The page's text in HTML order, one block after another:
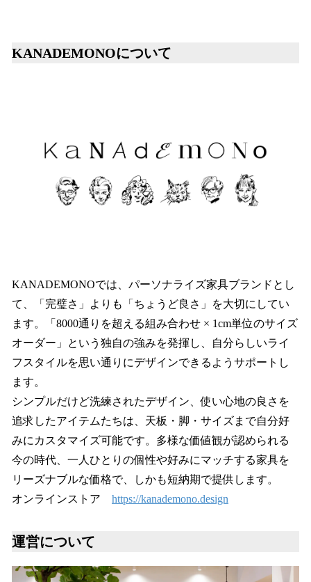
KANADEMONOについて
KANADEMONOでは、パーソナライズ家具ブランドとし
て、「完璧さ」よりも「ちょうど良さ」を大切にしてい
ます。「8000通りを超える組み合わせ × 1cm単位のサイズ
オーダー」という独自の強みを発揮し、自分らしいライ
フスタイルを思い通りにデザインできるようサポートし
ます。
シンプルだけど洗練されたデザイン、使い心地の良さを
追求したアイテムたちは、天板・脚・サイズまで自分好
みにカスタマイズ可能です。多様な価値観が認められる
今の時代、一人ひとりの個性や好みにマッチする家具を
リーズナブルな価格で、しかも短納期で提供します。
オンラインストア https://kanademono.design
運営について